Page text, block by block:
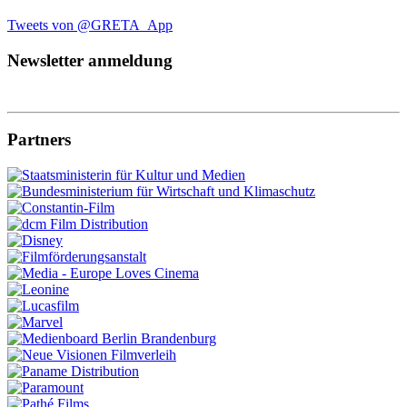
Tweets von @GRETA_App
Newsletter anmeldung
Partners